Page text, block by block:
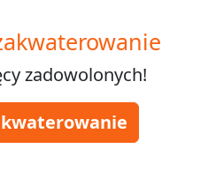
zadowolonych!